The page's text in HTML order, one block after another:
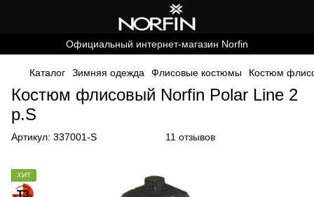
Официальный интернет-магазин Norfin
Каталог Зимняя одежда Флисовые костюмы Костюм
Костюм флисовый Norfin Polar Line 2
р.S
Артикул: 337001-S 11 отзывов
ХИТ